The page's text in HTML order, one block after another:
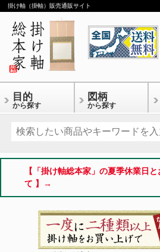
掛け軸（掛軸）販売通販サイト
目的
から探す
図柄
から探す
【「掛け軸総本家」の夏季休業日
て 】→